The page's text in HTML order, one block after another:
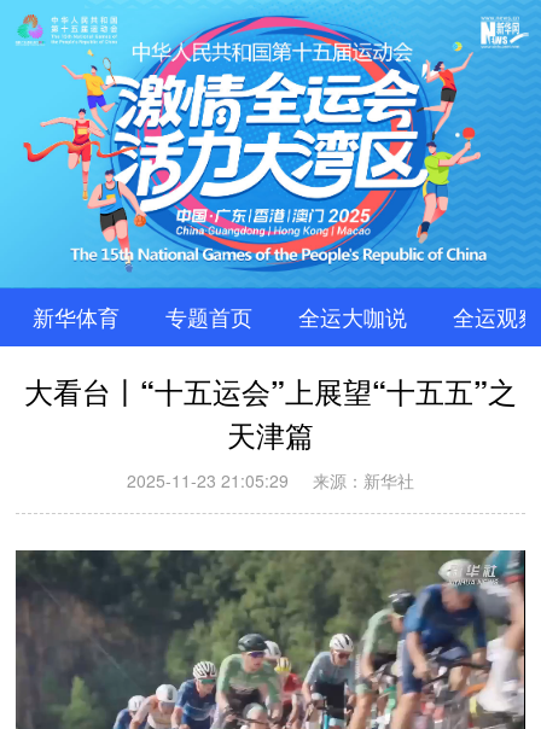
新华体育 专题首页 全运大咖说 全运观察
大看台丨“十五运会”上展望“十五五”之
天津篇
2025-11-23 21:05:29 来源：新华社